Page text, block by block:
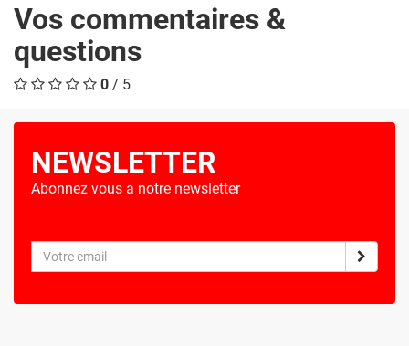
Vos commentaires &
questions
0 / 5
NEWSLETTER
Abonnez vous a notre newsletter